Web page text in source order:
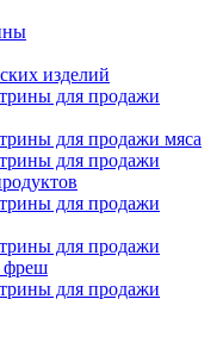
изделий
для продажи
для продажи мяса
для продажи
для продажи
для продажи
фреш
для продажи